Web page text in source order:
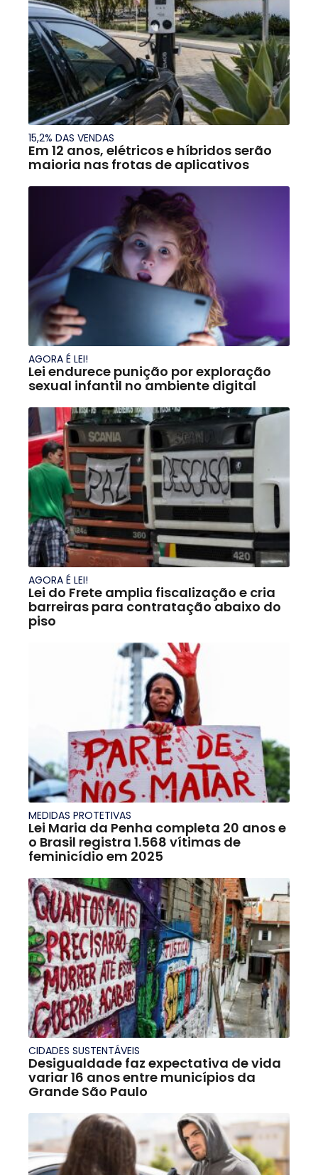
15,2% DAS VENDAS
Em 12 anos, elétricos e híbridos serão
maioria nas frotas de aplicativos
AGORA É LEI!
Lei endurece punição por exploração
sexual infantil no ambiente digital
AGORA É LEI!
Lei do Frete amplia fiscalização e cria
barreiras para contratação abaixo do
piso
MEDIDAS PROTETIVAS
Lei Maria da Penha completa 20 anos e
o Brasil registra 1.568 vítimas de
feminicídio em 2025
CIDADES SUSTENTÁVEIS
Desigualdade faz expectativa de vida
variar 16 anos entre municípios da
Grande São Paulo